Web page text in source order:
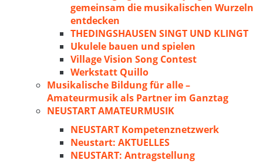
gemeinsam die musikalischen Wurzeln
entdecken
THEDINGSHAUSEN SINGT UND KLINGT
Ukulele bauen und spielen
Village Vision Song Contest
Werkstatt Quillo
Musikalische Bildung für alle –
Amateurmusik als Partner im Ganztag
NEUSTART AMATEURMUSIK
NEUSTART Kompetenznetzwerk
Neustart: AKTUELLES
NEUSTART: Antragstellung